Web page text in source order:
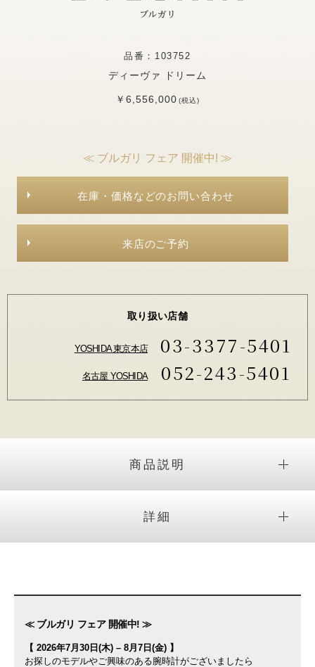
ブルガリ
品番：103752
ディーヴァ ドリーム
￥6,556,000(税込)
≪ ブルガリ フェア 開催中! ≫
在庫・価格などのお問い合わせ
来店のご予約
取り扱い店舗
YOSHIDA 東京本店 03-3377-5401
名古屋 YOSHIDA 052-243-5401
商品説明
詳細
≪ ブルガリ フェア 開催中! ≫
【 2026年7月30日(木) – 8月7日(金) 】
お探しのモデルやご興味のある腕時計がございましたら